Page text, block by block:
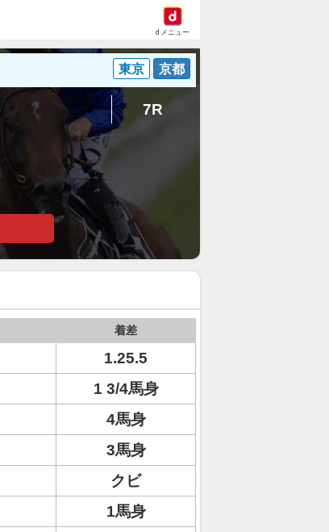
dメニュー
東京 京都
7R
着差
1.25.5
1 3/4馬身
4馬身
3馬身
クビ
1馬身